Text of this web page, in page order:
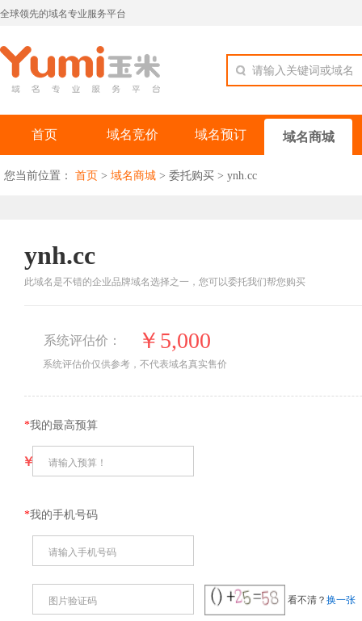
全球领先的域名专业服务平台
请输入关键词或域名
首页 域名竞价 域名预订 域名商城
您当前位置： 首页 > 域名商城 > 委托购买 > ynh.cc
ynh.cc
此域名是不错的企业品牌域名选择之一，您可以委托我们帮您购买
系统评估价： ￥5,000
系统评估价仅供参考，不代表域名真实售价
*我的最高预算
￥ 请输入预算！
*我的手机号码
请输入手机号码
图片验证码 看不清？ 换一张